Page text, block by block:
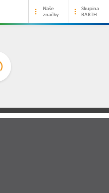
Naše
značky
Skupina
BARTH